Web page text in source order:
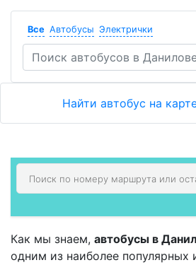
Все Автобусы Электрички
Найти автобус на
Как мы знаем, автобусы в
одним из наиболее популярных